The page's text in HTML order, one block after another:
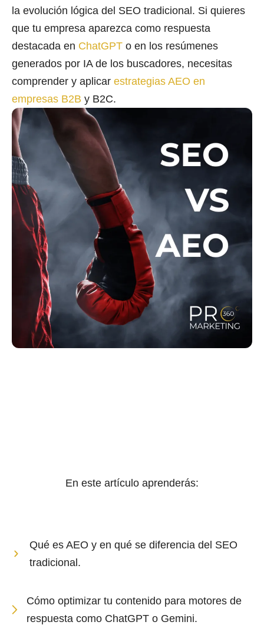
la evolución lógica del SEO tradicional. Si quieres
que tu empresa aparezca como respuesta
destacada en ChatGPT o en los resúmenes
generados por IA de los buscadores, necesitas
comprender y aplicar estrategias AEO en
empresas B2B y B2C.
En este artículo aprenderás:
Qué es AEO y en qué se diferencia del SEO
tradicional.
Cómo optimizar tu contenido para motores de
respuesta como ChatGPT o Gemini.